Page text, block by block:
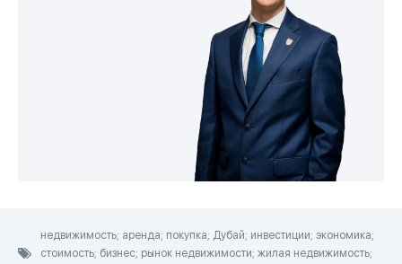
недвижимость; аренда; покупка; Дубай; инвестиции; экономика;
стоимость; бизнес; рынок недвижимости; жилая недвижимость;